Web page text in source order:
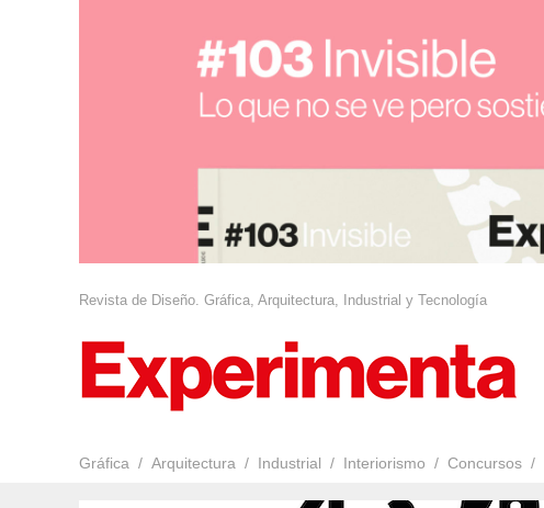
Revista de Diseño. Gráfica, Arquitectura, Industrial y Tecnología
Gráfica Arquitectura Industrial Interiorismo Concursos